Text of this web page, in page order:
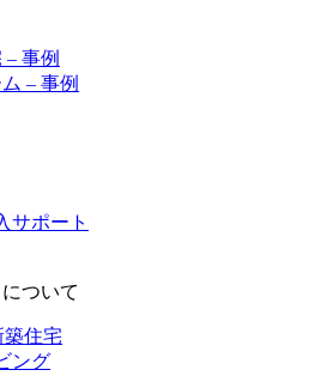
– 事例
– 事例
サポート
ついて
築住宅
ング